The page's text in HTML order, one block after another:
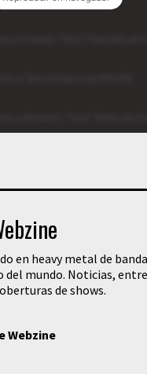
en heavy metal de
del mundo. Noticias,
de shows.
Webzine